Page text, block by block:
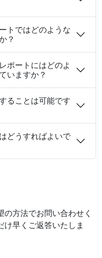
トではどのような
？
ポートにはどのよ
いますか？
ることは可能です
どうすればよいで
方法でお問い合わせく
早くご返答いたしま